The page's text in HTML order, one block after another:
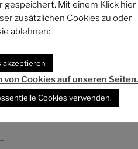
öffnen
critic-
Mit einem Klick hier
zusätzlichen Cookies zu oder
ablehnen:
akzeptieren
von Cookies auf unseren Seiten.
Cookies verwenden.